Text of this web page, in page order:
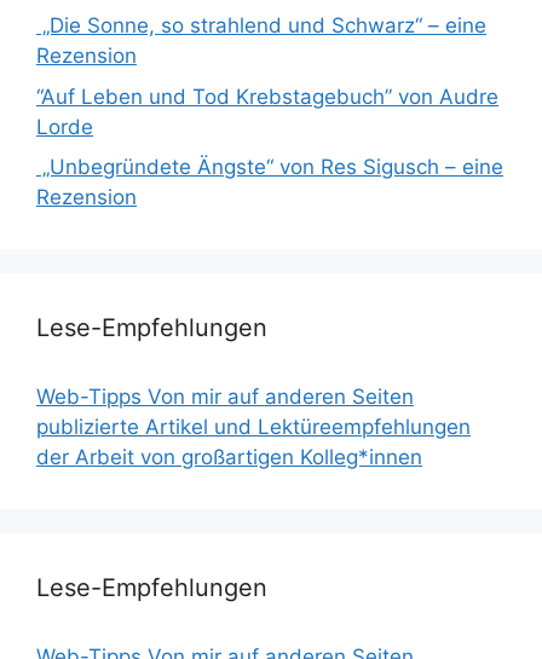
„Die Sonne, so strahlend und Schwarz“ – eine
Rezension
“Auf Leben und Tod Krebstagebuch” von Audre
Lorde
„Unbegründete Ängste“ von Res Sigusch – eine
Rezension
Lese-Empfehlungen
Web-Tipps Von mir auf anderen Seiten
publizierte Artikel und Lektüreempfehlungen
der Arbeit von großartigen Kolleg*innen
Lese-Empfehlungen